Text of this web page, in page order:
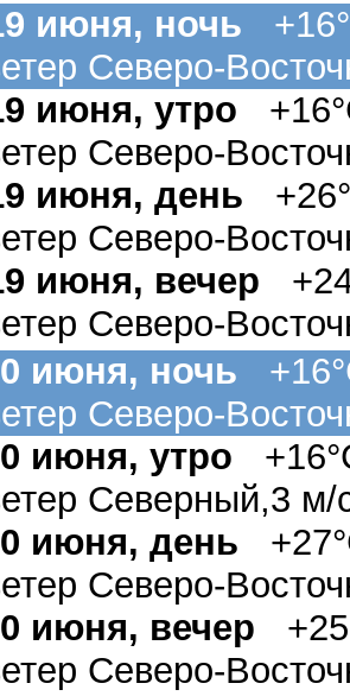
июня, ночь
Северо-
июня, утро
Северо-
июня, день
Северо-
июня, вечер
Северо-
июня, ночь
Северо-
июня, утро
Северный,3 м/
июня, день
Северо-
июня, вечер
Северо-